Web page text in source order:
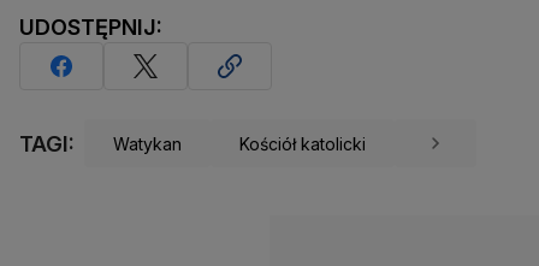
UDOSTĘPNIJ:
TAGI: Watykan Kościół katolicki